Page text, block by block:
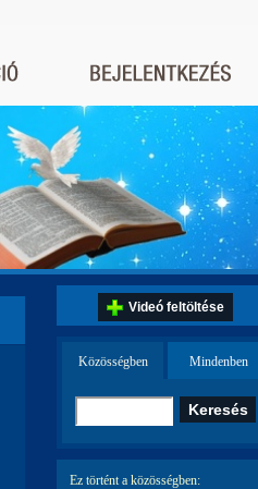
Videó feltöltése
Közösségben Mindenben
Ez történt a közösségben: